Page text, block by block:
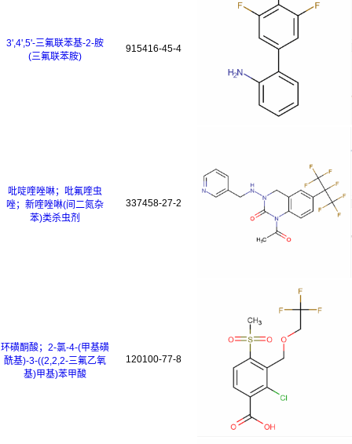
3',4',5'-三氟联苯基-2-胺
(三氟联苯胺)
915416-45-4
吡啶喹唑啉；吡氟喹虫
唑；新喹唑啉(间二氮杂
苯)类杀虫剂
337458-27-2
环磺酮酸；2-氯-4-(甲基磺
酰基)-3-((2,2,2-三氟乙氧
基)甲基)苯甲酸
120100-77-8